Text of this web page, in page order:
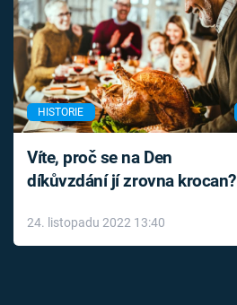
HISTORIE
Víte, proč se na Den
díkůvzdání jí zrovna krocan?
24. listopadu 2022 13:40